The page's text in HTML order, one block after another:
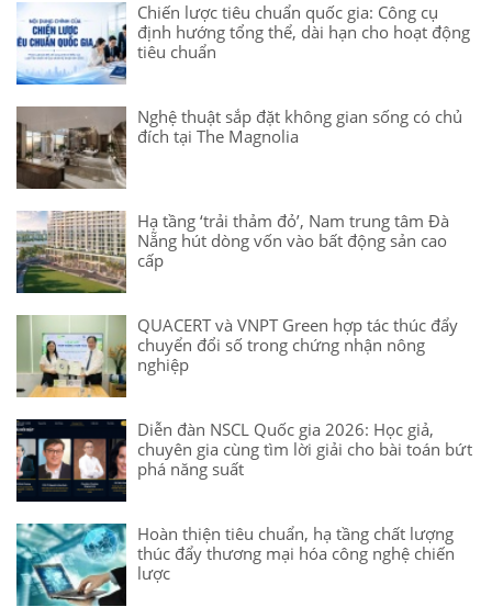
Chiến lược tiêu chuẩn quốc gia: Công cụ
định hướng tổng thể, dài hạn cho hoạt động
tiêu chuẩn
Nghệ thuật sắp đặt không gian sống có chủ
đích tại The Magnolia
Hạ tầng ‘trải thảm đỏ’, Nam trung tâm Đà
Nẵng hút dòng vốn vào bất động sản cao
cấp
QUACERT và VNPT Green hợp tác thúc đẩy
chuyển đổi số trong chứng nhận nông
nghiệp
Diễn đàn NSCL Quốc gia 2026: Học giả,
chuyên gia cùng tìm lời giải cho bài toán bứt
phá năng suất
Hoàn thiện tiêu chuẩn, hạ tầng chất lượng
thúc đẩy thương mại hóa công nghệ chiến
lược